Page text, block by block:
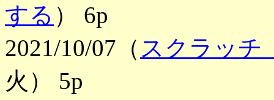
する ） 6p
2021/10/07（ スクラッ
火） 5p